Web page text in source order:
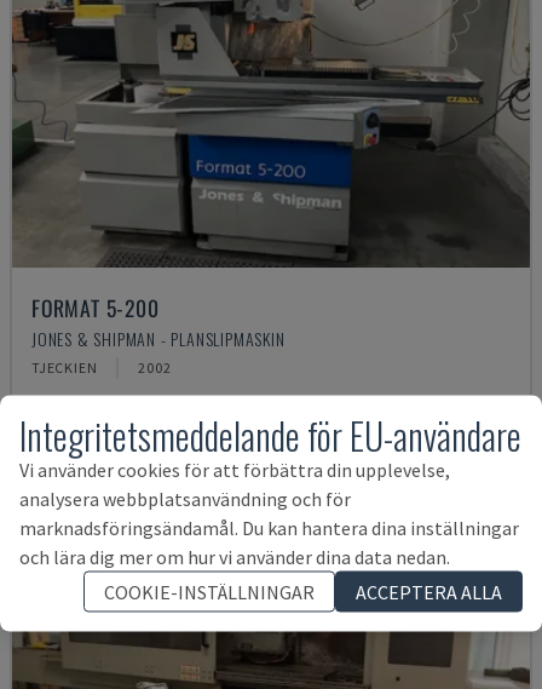
FORMAT 5-200
JONES & SHIPMAN - PLANSLIPMASKIN
TJECKIEN 2002
328 833 SEK
Integritetsmeddelande för EU-användare
Vi använder cookies för att förbättra din upplevelse,
analysera webbplatsanvändning och för
marknadsföringsändamål. Du kan hantera dina inställningar
och lära dig mer om hur vi använder dina data nedan.
COOKIE-INSTÄLLNINGAR
ACCEPTERA ALLA